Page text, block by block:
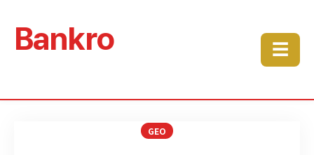
Bankro ☰
GEO